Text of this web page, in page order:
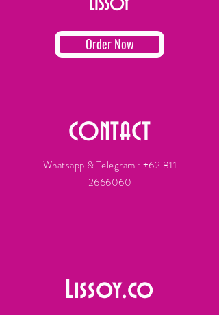
LISSOY
Order Now
CONTACT
Whatsapp & Telegram : +62 811
2666060
Lissoy.co